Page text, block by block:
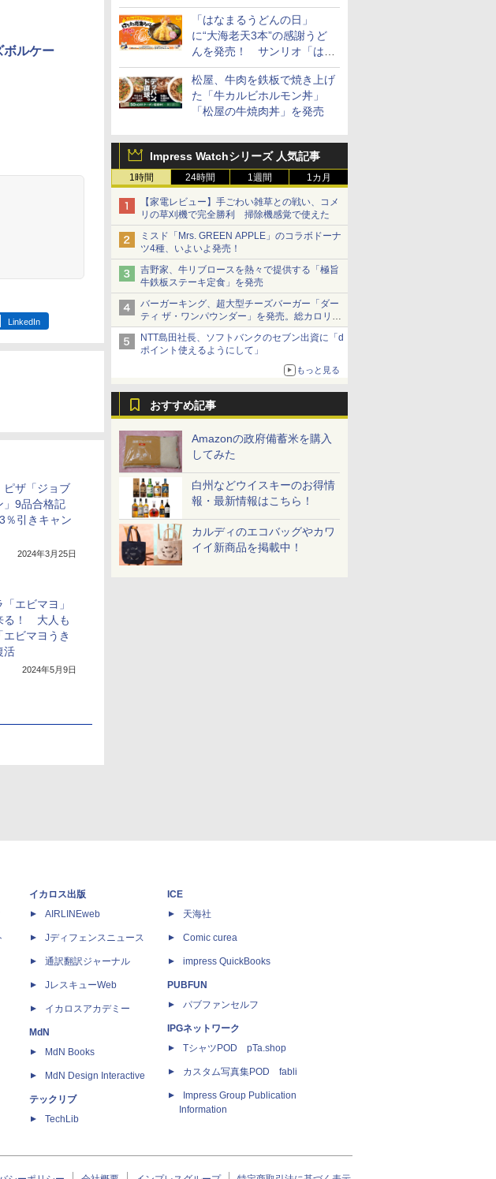
スター”笠原氏から学んでき
た「はなまるうどんの日」
に“大海老天3本”の感謝うど
んを発売！ サンリオ「はな
まるおばけ」のシール/キャ
ンディなども
松屋、牛肉を鉄板で焼き上げ
た「牛カルビホルモン丼」
「松屋の牛焼肉丼」を発売
Impress Watchシリーズ 人気記事
1時間 24時間 1週間 1カ月
【家電レビュー】手ごわい雑草との戦い、コメ
リの草刈機で完全勝利 掃除機感覚で使えた
ミスド「Mrs. GREEN APPLE」のコラボドーナ
ツ4種、いよいよ発売！
吉野家、牛リブロースを熱々で提供する「極旨
牛鉄板ステーキ定食」を発売
バーガーキング、超大型チーズバーガー「ダー
ティ ザ・ワンパウンダー」を発売。総カロリー
約1656kcal、総重量約527g！
NTT島田社長、ソフトバンクのセブン出資に「d
ポイント使えるようにして」
もっと見る
おすすめ記事
Amazonの政府備蓄米を購入
してみた
白州などウイスキーのお得情
報・最新情報はこちら！
カルディのエコバッグやカワ
イイ新商品を掲載中！
ブラック 30L 2
パナソニック オーブン
レンジ スチーム ビスト
ロ 最高峰モデル 30L 2
段 おまかせグリル 高精
細・64眼スピードセン
サー 時短料理 スマホ連
携 ブラック NE-
UBS10D-K
￥119,198
日立 過熱水蒸気 オーブ
ンレンジ ヘルシーシェ
フ 30L MRO-W1C K フ
ロストブラック 熱風コ
ンベクション 2段式 W
スキャン［メーカー保
証1年／お手入れ簡単設
計］
￥49,718
8
コンフィー(COMFEE')
スチームオーブンレン
ジ 25L フラットテーブ
ル 発酵・トースト機能
オートメニュー23種 オ
ーブン～250℃ レンジ
~1000W高出力 全国対
応 ヘルツフリー カップ
スチーム調理 予熱対応
自動脱臭 消音モード
ブラック CF-EA261-
BK
￥19,780
ボルケー
LinkedIn
ピザ「ジョブ
」9品合格記
引きキャン
2024年3月25日
エビマヨ」
る！ 大人も
エビマヨうき
活
2024年5月9日
イカロス出版
AIRLINEweb
Jディフェンスニュース
通訳翻訳ジャーナル
JレスキューWeb
イカロスアカデミー
MdN
MdN Books
MdN Design Interactive
テックリブ
TechLib
ICE
天海社
Comic curea
impress QuickBooks
PUBFUN
パブファンセルフ
IPGネットワーク
TシャツPOD pTa.shop
カスタム写真集POD fabli
Impress Group Publication
Information